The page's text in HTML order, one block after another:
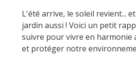
L'été arrive, le soleil revient...
jardin aussi ! Voici un petit
suivre pour vivre en harmonie
et protéger notre